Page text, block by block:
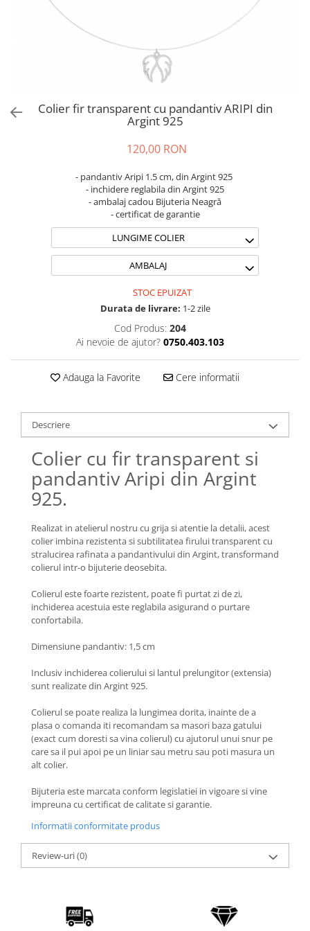
Coliere Transparente cu Cruce
Coliere Transparente cu Stea
Coliere Transparente cu Soare
Coliere Transparente cu Semilună
Coliere Transparente cu Zodii
Coliere Transparente cu Initiale
Coliere Transparente cu Animale
Coliere Transparente cu Molecule
Coliere Transparente cu Pietre
Coliere Transparente Diverse
Lănțișoare cu Inimioare
Lănțișoare cu Cruce
Lănțișoare cu Soare
Lănțișoare cu Semilună
Lănțișoare cu Zodii
Lănțișoare cu Molecule
Lănțișoare Argint Diverse
COLIERE CU PERLE
Coliere cu Perle Naturale
Coliere cu Perle Preciosa
COLIERE ȘNUR REGLABIL
Coliere cu Cruce
Coliere cu Stea
Coliere cu Soare
Coliere cu Semilună
Coliere cu Zodii
Coliere cu Flori
Coliere cu Animale
Coliere Diverse
BRĂȚĂRI CU ȘNUR REGLABIL
Brățări din Aur cu șnur reglabil
Brățări din Argint cu șnur reglabil
Brățări din Aur cu pietre
semiprețioase
Brățări din Argint cu pietre
Brățări elastice cu pietre
semiprețioase
Brățări de picior din Aur
Brățări de picior din Argint
Brățări din Argint cu pietre
semiprețioase
Brățări elastice cu pietre
Colier fir transparent cu pandantiv ARIPI din
Argint 925
120,00 RON
- pandantiv Aripi 1.5 cm, din Argint 925
- inchidere reglabila din Argint 925
- ambalaj cadou Bijuteria Neagră
- certificat de garantie
LUNGIME COLIER
AMBALAJ
STOC EPUIZAT
Durata de livrare: 1-2 zile
Cod Produs: 204
Ai nevoie de ajutor? 0750.403.103
Adauga la Favorite Cere informatii
Descriere
Colier cu fir transparent si
pandantiv Aripi din Argint
925.
Realizat in atelierul nostru cu grija si atentie la detalii, acest
colier imbina rezistenta si subtilitatea firului transparent cu
stralucirea rafinata a pandantivului din Argint, transformand
colierul intr-o bijuterie deosebita.
Colierul este foarte rezistent, poate fi purtat zi de zi,
inchiderea acestuia este reglabila asigurand o purtare
confortabila.
Dimensiune pandantiv: 1,5 cm
Inclusiv inchiderea colierului si lantul prelungitor (extensia)
sunt realizate din Argint 925.
Colierul se poate realiza la lungimea dorita, inainte de a
plasa o comanda iti recomandam sa masori baza gatului
(exact cum doresti sa vina colierul) cu ajutorul unui snur pe
care sa il pui apoi pe un liniar sau metru sau poti masura un
alt colier.
Bijuteria este marcata conform legislatiei in vigoare si vine
impreuna cu certificat de calitate si garantie.
Informatii conformitate produs
Review-uri(0)